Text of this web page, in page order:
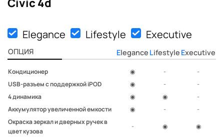
Civic 4d
Elegance Lifestyle Executive
ОПЦИЯ Elegance Lifestyle Executive
Кондиционер ◉ -
-
USB-разъем с поддержкой iPOD
◉ -
-
4 динамика
◉ ◉
-
Аккумулятор увеличенной емкости
◉ -
-
Окраска зеркал и дверных ручек в
цвет кузова
- ◉ ◉